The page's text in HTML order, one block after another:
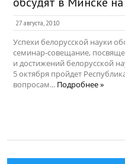
27 августа, 2010
Успехи белорусской науки
семинар-совещание,
и достижений белорусской
5 октября пройдет
вопросам... Подробнее »